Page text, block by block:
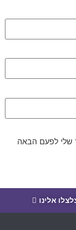
שלי לפעם הבאה
אלינו